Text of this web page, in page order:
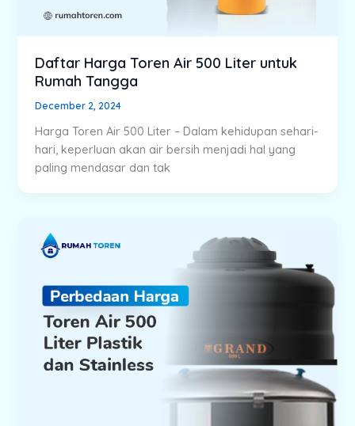
Daftar Harga Toren Air 500 Liter untuk
Rumah Tangga
December 2, 2024
Harga Toren Air 500 Liter – Dalam kehidupan sehari-
hari, keperluan akan air bersih menjadi hal yang
paling mendasar dan tak